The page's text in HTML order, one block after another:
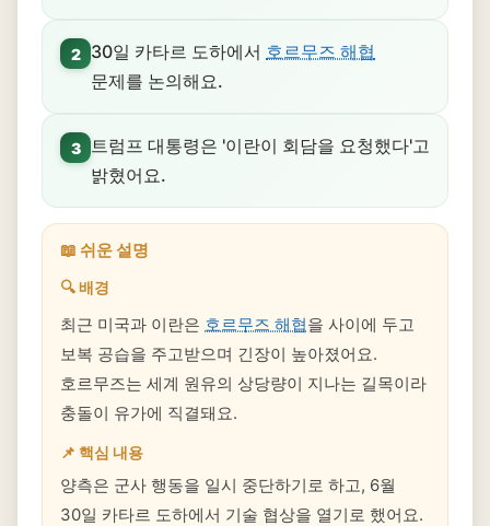
2 30일 카타르 도하에서 호르무즈 해협
문제를 논의해요.
3
트럼프 대통령은 '이란이 회담을 요청했다'고
밝혔어요.
📖 쉬운 설명
🔍 배경
최근 미국과 이란은 호르무즈 해협을 사이에 두고
보복 공습을 주고받으며 긴장이 높아졌어요.
호르무즈는 세계 원유의 상당량이 지나는 길목이라
충돌이 유가에 직결돼요.
📌 핵심 내용
양측은 군사 행동을 일시 중단하기로 하고, 6월
30일 카타르 도하에서 기술 협상을 열기로 했어요.